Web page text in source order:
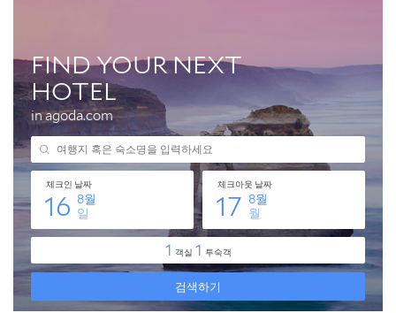
프라하 한 달 살기, 이제 꿈이 아닌 현실로!
📌 지금 뜨는 꿀정보! 놓치지 마세요
추가할인 코드 WRVE6